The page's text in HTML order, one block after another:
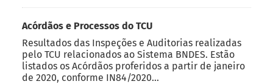
Acórdãos e Processos do TCU
Resultados das Inspeções e Auditorias realizadas
pelo TCU relacionados ao Sistema BNDES. Estão
listados os Acórdãos proferidos a partir de janeiro
de 2020, conforme IN84/2020...